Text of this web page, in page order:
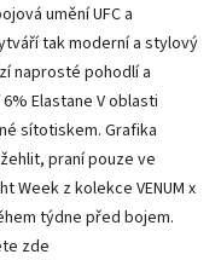
umění UFC a
tak moderní a stylový
naprosté pohodlí a
Elastane V oblasti
sítotiskem. Grafika
praní pouze ve
Week z kolekce VENUM x
týdne před bojem.
zde